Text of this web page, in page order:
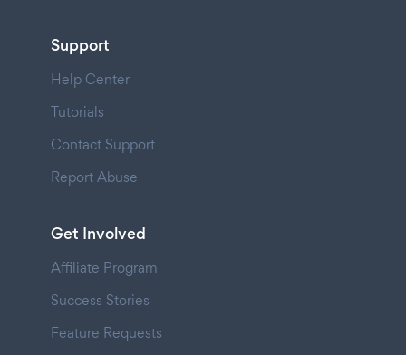
Support
Help Center
Tutorials
Contact Support
Report Abuse
Get Involved
Affiliate Program
Success Stories
Feature Requests